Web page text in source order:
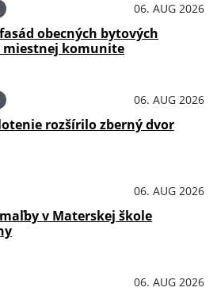
06. AUG 2026
obecných bytových
miestnej komunite
06. AUG 2026
rozšírilo zberný dvor
06. AUG 2026
v Materskej škole
06. AUG 2026